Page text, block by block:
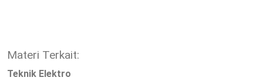
Materi Terkait:
Teknik Elektro